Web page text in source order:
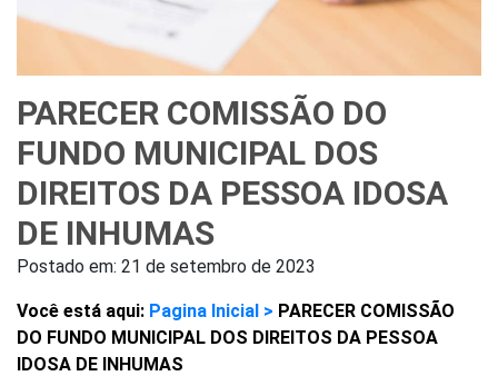
PARECER COMISSÃO DO
FUNDO MUNICIPAL DOS
DIREITOS DA PESSOA IDOSA
DE INHUMAS
Postado em: 21 de setembro de 2023
Você está aqui: Pagina Inicial > PARECER COMISSÃO
DO FUNDO MUNICIPAL DOS DIREITOS DA PESSOA
IDOSA DE INHUMAS